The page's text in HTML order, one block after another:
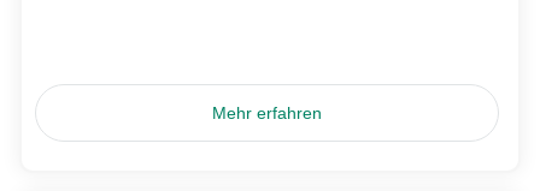
Mehr erfahren